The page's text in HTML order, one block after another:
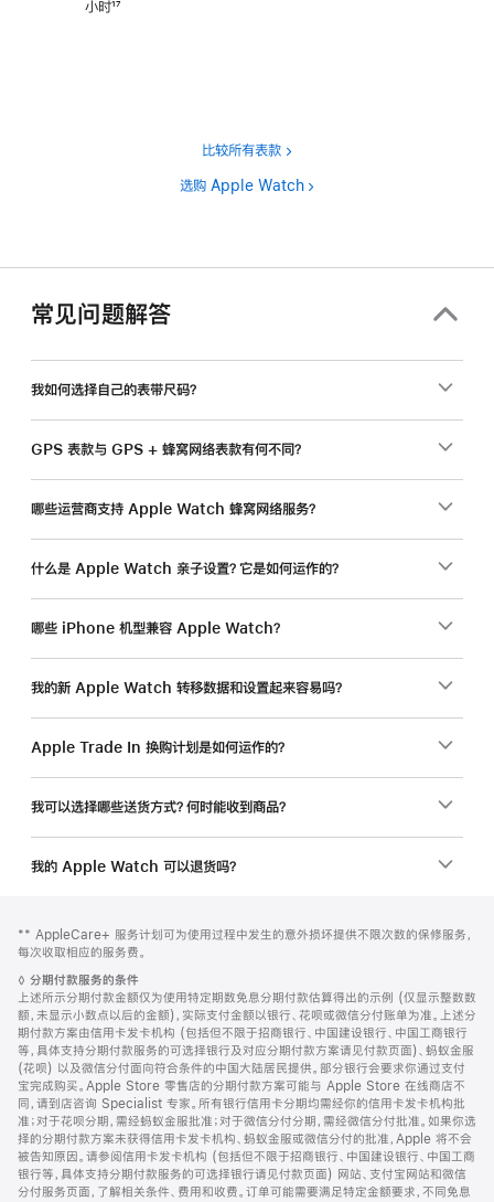
小时17
比较所有表款
选购 Apple Watch
常见问题解答
我如何选择自己的表带尺码？
GPS 表款与 GPS + 蜂窝网络表款有何不同？
哪些运营商支持 Apple Watch 蜂窝网络服务？
什么是 Apple Watch 亲子设置？它是如何运作的？
哪些 iPhone 机型兼容 Apple Watch？
我的新 Apple Watch 转移数据和设置起来容易吗？
Apple Trade In 换购计划是如何运作的？
我可以选择哪些送货方式？何时能收到商品？
我的 Apple Watch 可以退货吗？
页
页
脚
脚
注
** AppleCare+ 服务计划可为使用过程中发生的意外损坏提供不限次数的保修服务，
每次收取相应的服务费。
脚
注
◊ 分期付款服务的条件
上述所示分期付款金额仅为使用特定期数免息分期付款估算得出的示例 (仅显示整数数
额，未显示小数点以后的金额)，实际支付金额以银行、花呗或微信分付账单为准。上述分
期付款方案由信用卡发卡机构 (包括但不限于招商银行、中国建设银行、中国工商银行
等，具体支持分期付款服务的可选择银行及对应分期付款方案请见付款页面)、蚂蚁金服
(花呗) 以及微信分付面向符合条件的中国大陆居民提供。部分银行会要求你通过支付
宝完成购买。Apple Store 零售店的分期付款方案可能与 Apple Store 在线商店不
同，请到店咨询 Specialist 专家。所有银行信用卡分期均需经你的信用卡发卡机构批
准；对于花呗分期，需经蚂蚁金服批准；对于微信分付分期，需经微信分付批准。如果你选
择的分期付款方案未获得信用卡发卡机构、蚂蚁金服或微信分付的批准，Apple 将不会
被告知原因。请参阅信用卡发卡机构 (包括但不限于招商银行、中国建设银行、中国工商
银行等，具体支持分期付款服务的可选择银行请见付款页面) 网站、支付宝网站和微信
分付服务页面，了解相关条件、费用和收费。订单可能需要满足特定金额要求，不同免息